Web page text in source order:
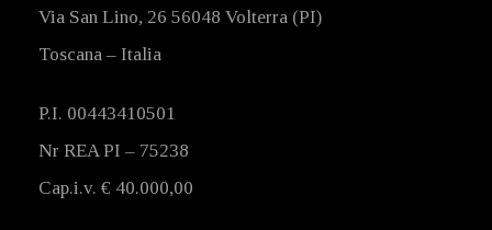
Via San Lino, 26 56048 Volterra (PI)
Toscana – Italia
P.I. 00443410501
Nr REA PI – 75238
Cap.i.v. € 40.000,00